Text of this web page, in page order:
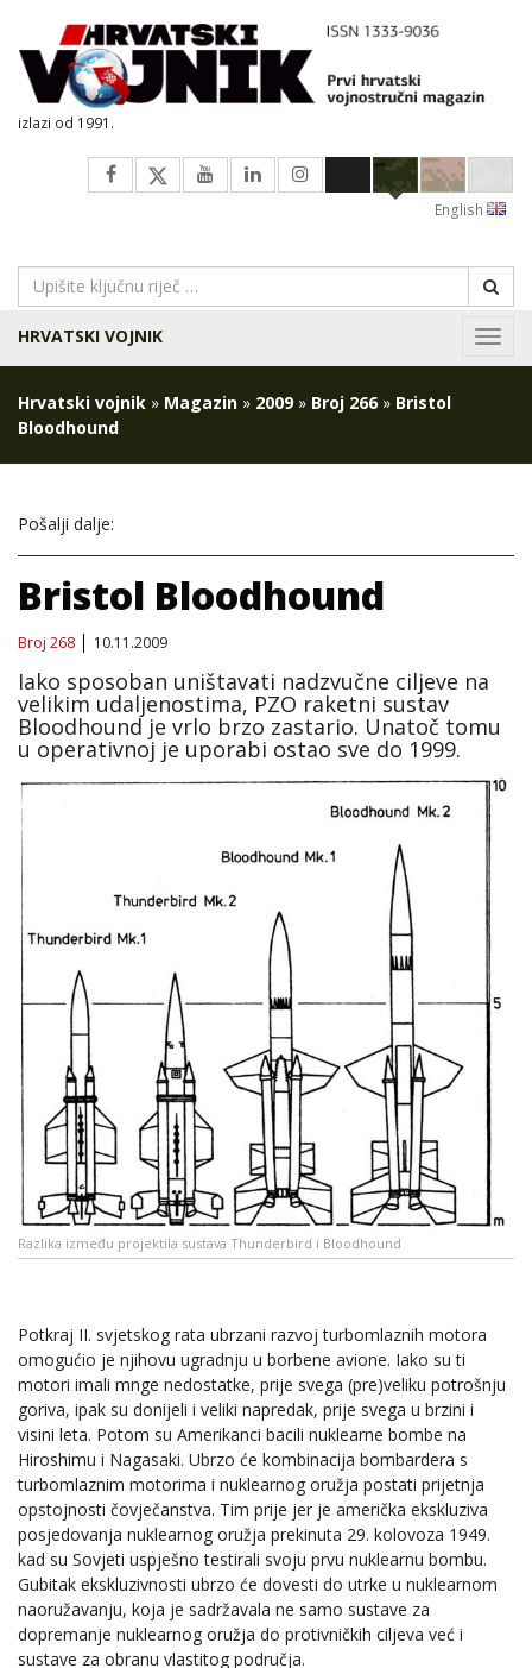
izlazi od 1991.
English
HRVATSKI VOJNIK
Hrvatski vojnik » Magazin » 2009» Broj 266 » Bristol
Bloodhound
Pošalji dalje:
Bristol Bloodhound
Broj 268 10.11.2009
Iako sposoban uništavati nadzvučne ciljeve na
velikim udaljenostima, PZO raketni sustav
Bloodhound je vrlo brzo zastario. Unatoč tomu
u operativnoj je uporabi ostao sve do 1999.
Razlika između projektila sustava Thunderbird i Bloodhound
Potkraj II. svjetskog rata ubrzani razvoj turbomlaznih motora
omogućio je njihovu ugradnju u borbene avione. Iako su ti
motori imali mnge nedostatke, prije svega (pre)veliku potrošnju
goriva, ipak su donijeli i veliki napredak, prije svega u brzini i
visini leta. Potom su Amerikanci bacili nuklearne bombe na
Hiroshimu i Nagasaki. Ubrzo će kombinacija bombardera s
turbomlaznim motorima i nuklearnog oružja postati prijetnja
opstojnosti čovječanstva. Tim prije jer je američka ekskluziva
posjedovanja nuklearnog oružja prekinuta 29. kolovoza 1949.
kad su Sovjeti uspješno testirali svoju prvu nuklearnu bombu.
Gubitak ekskluzivnosti ubrzo će dovesti do utrke u nuklearnom
naoružavanju, koja je sadržavala ne samo sustave za
dopremanje nuklearnog oružja do protivničkih ciljeva već i
sustave za obranu vlastitog područja.